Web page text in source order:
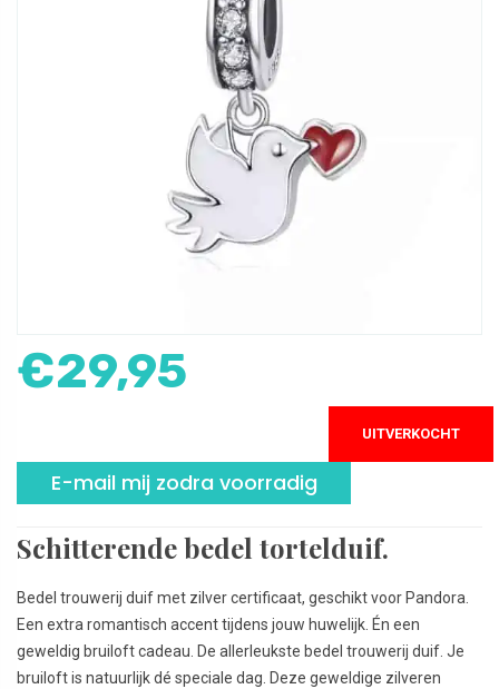
€29,95
UITVERKOCHT
E-mail mij zodra voorradig
Schitterende bedel tortelduif.
Bedel trouwerij duif met zilver certificaat, geschikt voor Pandora.
Een extra romantisch accent tijdens jouw huwelijk. Én een
geweldig bruiloft cadeau. De allerleukste bedel trouwerij duif. Je
bruiloft is natuurlijk dé speciale dag. Deze geweldige zilveren